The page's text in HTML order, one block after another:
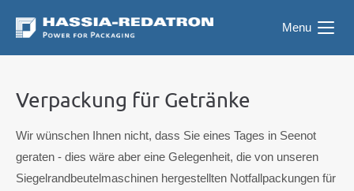
Menu
Verpackung für Getränke
Wir wünschen Ihnen nicht, dass Sie eines Tages in Seenot
geraten - dies wäre aber eine Gelegenheit, die von unseren
Siegelrandbeutelmaschinen hergestellten Notfallpackungen für